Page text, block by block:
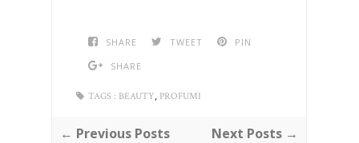
SHARE TWEET
PIN
SHARE
TAGS : BEAUTY, PROFUMI
← Previous Posts Next Posts →